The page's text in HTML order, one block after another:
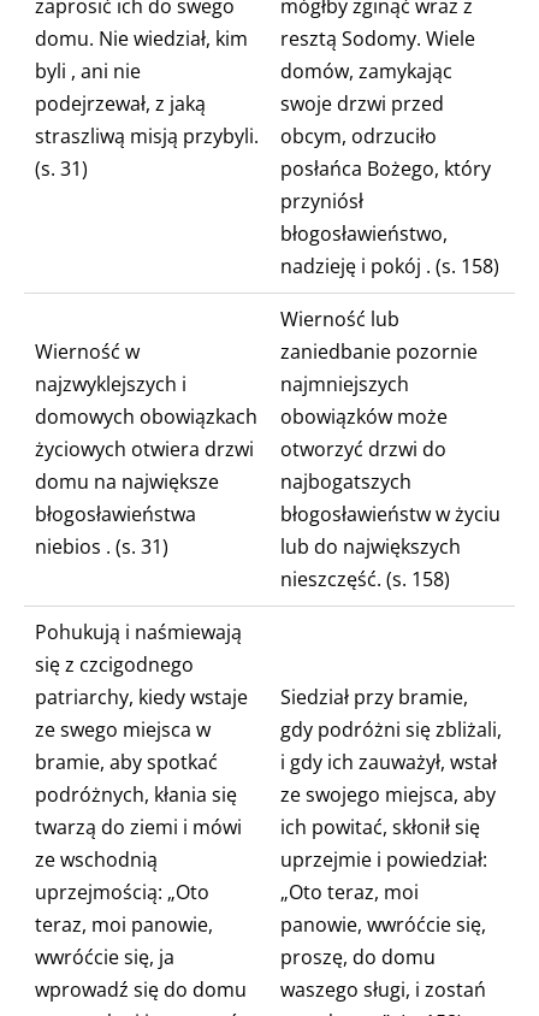
zaprosić ich do swego
domu. Nie wiedział, kim
byli , ani nie
podejrzewał, z jaką
straszliwą misją przybyli.
(s. 31)
mógłby zginąć wraz z
resztą Sodomy. Wiele
domów, zamykając
swoje drzwi przed
obcym, odrzuciło
posłańca Bożego, który
przyniósł
błogosławieństwo,
nadzieję i pokój . (s. 158)
Wierność w
najzwyklejszych i
domowych obowiązkach
życiowych otwiera drzwi
domu na największe
błogosławieństwa
niebios . (s. 31)
Wierność lub
zaniedbanie pozornie
najmniejszych
obowiązków może
otworzyć drzwi do
najbogatszych
błogosławieństw w życiu
lub do największych
nieszczęść. (s. 158)
Pohukują i naśmiewają
się z czcigodnego
patriarchy, kiedywstaje
ze swego miejsca w
bramie, aby spotkać
podróżnych, kłania się
twarzą do ziemi i mówi
ze wschodnią
uprzejmością: „Oto
teraz, moi panowie,
wwróćcie się, ja
wprowadź się do domu
Siedział przy bramie,
gdy podróżni się zbliżali,
i gdy ich zauważył, wstał
ze swojego miejsca, aby
ich powitać, skłonił się
uprzejmie i powiedział:
„Oto teraz, moi
panowie, wwróćcie się,
proszę, do domu
waszego sługi, i zostań